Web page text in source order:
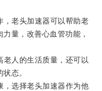
老头加速器可以帮助老
量，改善心血管功能，
人的生活质量，还可以
态。
选择老头加速器作为他